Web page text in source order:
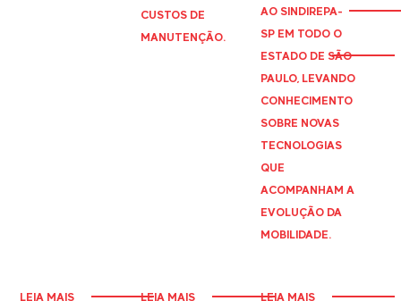
LEIA MAIS
CUSTOS DE
MANUTENÇÃO.
LEIA MAIS
AO SINDIREPA-
SP EM TODO O
ESTADO DE SÃO
PAULO, LEVANDO
CONHECIMENTO
SOBRE NOVAS
TECNOLOGIAS
QUE
ACOMPANHAM A
EVOLUÇÃO DA
MOBILIDADE.
LEIA MAIS